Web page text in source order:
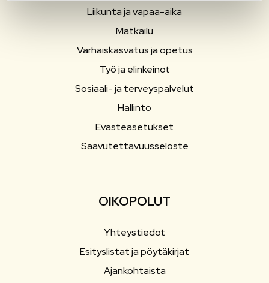
Liikunta ja vapaa-aika
Matkailu
Varhaiskasvatus ja opetus
Työ ja elinkeinot
Sosiaali- ja terveyspalvelut
Hallinto
Evästeasetukset
Saavutettavuusseloste
OIKOPOLUT
Yhteystiedot
Esityslistat ja pöytäkirjat
Ajankohtaista